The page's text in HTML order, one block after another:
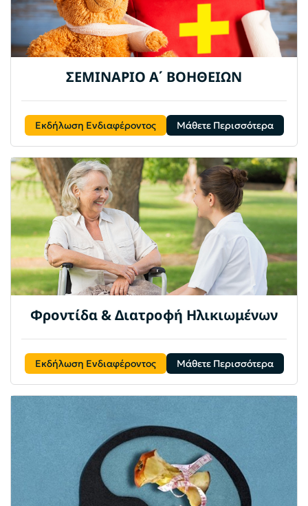
ΣΕΜΙΝΑΡΙΟ Α΄ ΒΟΗΘΕΙΩΝ
Εκδήλωση Ενδιαφέροντος Μάθετε Περισσότερα
Φροντίδα & Διατροφή Ηλικιωμένων
Εκδήλωση Ενδιαφέροντος Μάθετε Περισσότερα